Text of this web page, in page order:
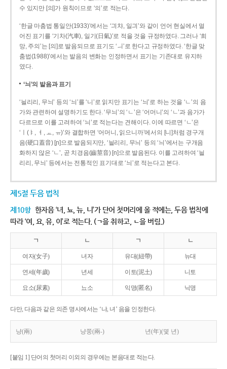
수 있지만 [의]가 원칙이므로 ‘의’로 적는다.
‘한글 마춤법 통일안(1933)’에서는 ‘긔챠, 일긔’와 같이 언어 현실에서 멀
어진 표기를 ‘기차(汽車), 일기(日氣)’로 적을 것을 규정하였다. 그러나 ‘희
망, 주의’는 [의]로 발음되므로 표기도 ‘ㅢ’로 한다고 규정하였다. ‘한글 맞
춤법(1988)’에서는 발음의 변화는 인정하면서 표기는 기존대로 유지하
였다.
‘늬’의 발음과 표기
‘늴리리, 무늬’ 등의 ‘늬’를 ‘니’로 읽지만 표기는 ‘늬’로 하는 것을 ‘ㄴ’의 음
가와 관련하여 설명하기도 한다. ‘무늬’의 ‘ㄴ’은 ‘어머니’의 ‘ㄴ’과 음가가
다르므로 이를 고려하여 ‘늬’로 적는다는 견해이다. 이에 따르면 ‘ㄴ’은
‘ㅣ(ㅑ, ㅕ, ㅛ, ㅠ)’와 결합하면 ‘어머니, 읽으니까’에서의 [니]처럼 경구개
음(硬口蓋音) [ɲ]으로 발음되지만, ‘늴리리, 무늬’ 등의 ‘늬’에서는 구개음
화하지 않은 ‘ㄴ’, 곧 치경음(齒莖音) [n]으로 발음된다. 이를 고려하여 ‘늴
리리, 무늬’ 등에서는 전통적인 표기대로 ‘늬’로 적는다고 본다.
제5절 두음 법칙
제10항 한자음 ‘녀, 뇨, 뉴, 니’가 단어 첫머리에 올 적에는, 두음 법칙에
따라 ‘여, 요, 유, 이’로 적는다. (ㄱ을 취하고, ㄴ을 버림.)
ㄱ ㄴ ㄱ ㄴ
여자(女子) 녀자 유대(紐帶) 뉴대
연세(年歲) 년세 이토(泥土) 니토
요소(尿素) 뇨소 익명(匿名) 닉명
다만, 다음과 같은 의존 명사에서는 ‘냐, 녀’ 음을 인정한다.
냥(兩) 냥쭝(兩-) 년(年)(몇 년)
[붙임 1] 단어의 첫머리 이외의 경우에는 본음대로 적는다.